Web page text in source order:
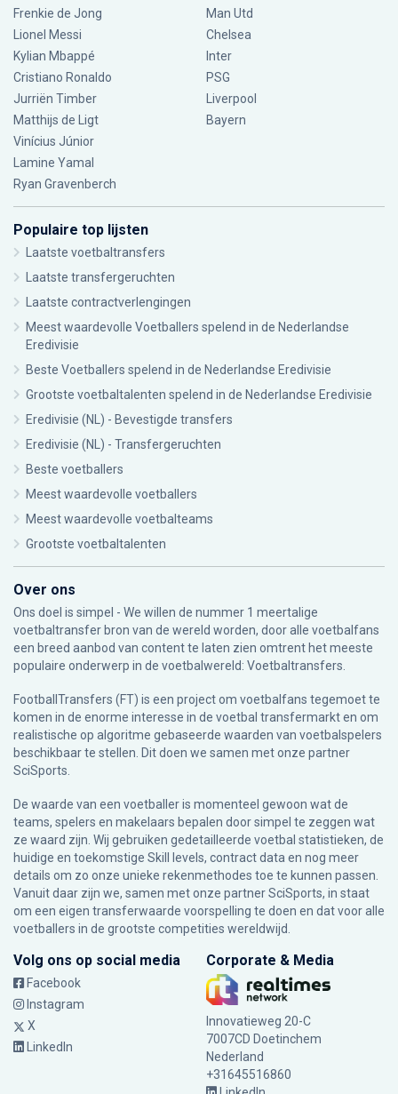
Frenkie de Jong
Lionel Messi
Kylian Mbappé
Cristiano Ronaldo
Jurriën Timber
Matthijs de Ligt
Vinícius Júnior
Lamine Yamal
Ryan Gravenberch
Man Utd
Chelsea
Inter
PSG
Liverpool
Bayern
Populaire top lijsten
Laatste voetbaltransfers
Laatste transfergeruchten
Laatste contractverlengingen
Meest waardevolle Voetballers spelend in de Nederlandse
Eredivisie
Beste Voetballers spelend in de Nederlandse Eredivisie
Grootste voetbaltalenten spelend in de Nederlandse Eredivisie
Eredivisie (NL) - Bevestigde transfers
Eredivisie (NL) - Transfergeruchten
Beste voetballers
Meest waardevolle voetballers
Meest waardevolle voetbalteams
Grootste voetbaltalenten
Over ons
Ons doel is simpel - We willen de nummer 1 meertalige
voetbaltransfer bron van de wereld worden, door alle voetbalfans
een breed aanbod van content te laten zien omtrent het meeste
populaire onderwerp in de voetbalwereld: Voetbaltransfers.
FootballTransfers (FT) is een project om voetbalfans tegemoet te
komen in de enorme interesse in de voetbal transfermarkt en om
realistische op algoritme gebaseerde waarden van voetbalspelers
beschikbaar te stellen. Dit doen we samen met onze partner
SciSports
De waarde van een voetballer is momenteel gewoon wat de
teams, spelers en makelaars bepalen door simpel te zeggen wat
ze waard zijn. Wij gebruiken gedetailleerde voetbal statistieken, de
huidige en toekomstige Skill levels, contract data en nog meer
details om zo onze unieke rekenmethodes toe te kunnen passen.
Vanuit daar zijn we, samen met onze partner SciSports, in staat
om een eigen transferwaarde voorspelling te doen en dat voor alle
voetballers in de grootste competities wereldwijd.
Volg ons op social media
Facebook
Instagram
X
LinkedIn
Corporate & Media
Innovatieweg 20-C
7007CD Doetinchem
Nederland
+31645516860